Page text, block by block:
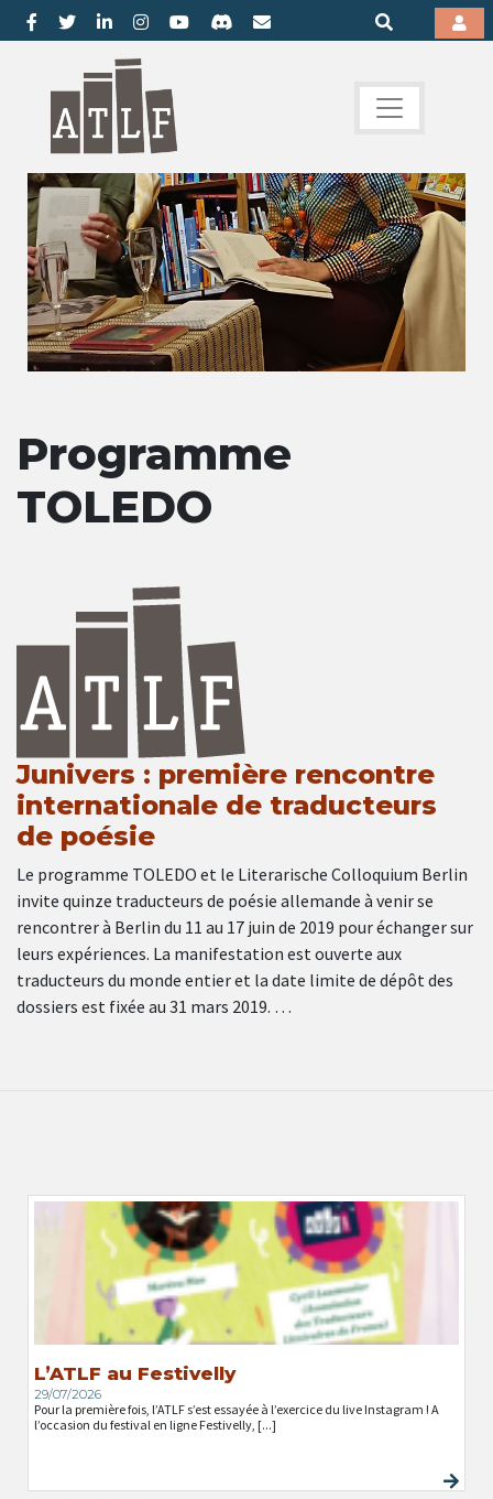
Programme
TOLEDO
Junivers : première rencontre
internationale de traducteurs
de poésie
Le programme TOLEDO et le Literarische Colloquium Berlin
invite quinze traducteurs de poésie allemande à venir se
rencontrer à Berlin du 11 au 17 juin de 2019 pour échanger sur
leurs expériences. La manifestation est ouverte aux
traducteurs du monde entier et la date limite de dépôt des
dossiers est fixée au 31 mars 2019. …
L’ATLF au Festivelly
29/07/2026
Pour la première fois, l’ATLF s’est essayée à l’exercice du live Instagram ! A
l’occasion du festival en ligne Festivelly, [...]